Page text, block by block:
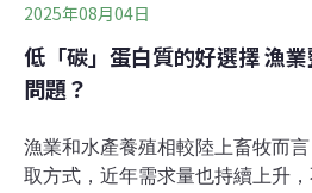
2025年08月04日
低「碳」蛋白質的好選擇 漁
問題？
漁業和水產養殖相較陸上畜牧而
取方式，近年需求量也持續上升